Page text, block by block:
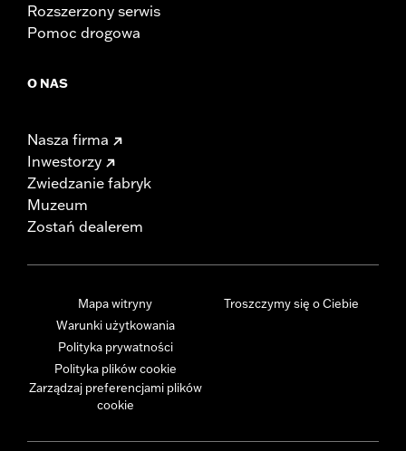
Rozszerzony serwis
Pomoc drogowa
O NAS
Nasza firma
Inwestorzy
Zwiedzanie fabryk
Muzeum
Zostań dealerem
Mapa witryny
Warunki użytkowania
Polityka prywatności
Polityka plików cookie
Zarządzaj preferencjami plików
cookie
Troszczymy się o Ciebie